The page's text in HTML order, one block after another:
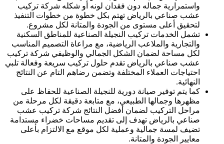
واستمرارية جماله دون فقدان لونه أو شكله شركة تركيب
عشب صناعي بالرياض تهتم بكل خطوة من خطوات التنفيذ
لتحقيق أعلى مستوى من الجودة والمتانة لكل مشروع.
تشمل الخدمات تركيب النجيلة الصناعية للمناطق السكنية
والتجارية والملاعب الرياضية، مع مراعاة التصميم المناسب
لكل مساحة لضمان الشكل الجمالي والوظيفي شركة تركيب
عشب صناعي بالرياض تقدم حلول تركيب سريعة وفعالة تلبي
احتياجات العملاء المختلفة وتضمن رضاهم التام عن النتائج
النهائية.
كما يتم توفير صيانة دورية للنجيلة الصناعية للحفاظ على
مظهرها وجمالها الطبيعي، مع متابعة دقيقة لكل مرحلة من
مراحل التركيب لضمان أفضل النتائج شركة تركيب عشب
صناعي بالرياض تهدف إلى تقديم مساحات خضراء مستدامة
تضيف لمسة جمالية وعملية لكل موقع مع الالتزام بأعلى
معايير الجودة والمتانة.